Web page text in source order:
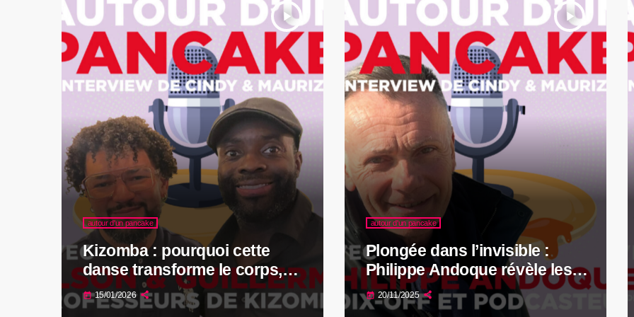
play_arrow
autour d'un pancake
Kizomba : pourquoi cette
danse transforme le corps,
l’esprit et la relation à l’autre
today 15/01/2026
play_arrow
autour d'un pancake
Plongée dans l’invisible :
Philippe Andoque révèle les
secrets derrière Dossier
Révélé
today 20/11/2025